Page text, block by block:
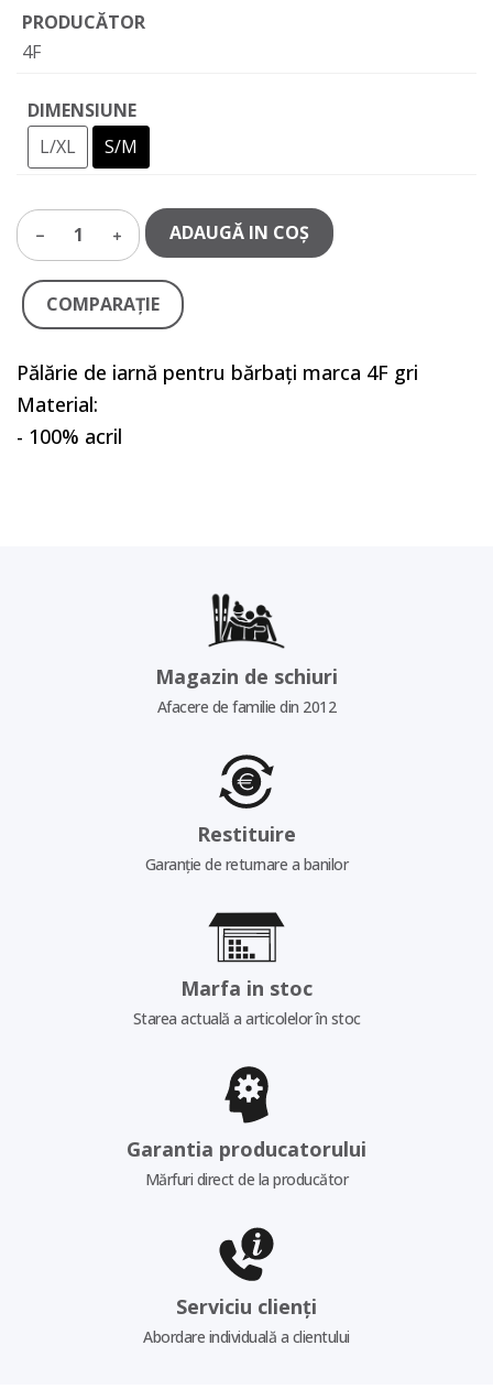
PRODUCĂTOR
4F
DIMENSIUNE
L/XL
S/M
1 ADAUGĂ IN COŞ
COMPARAŢIE
Pălărie de iarnă pentru bărbați marca 4F gri
Material:
- 100% acril
Magazin de schiuri
Afacere de familie din 2012
Restituire
Garanție de returnare a banilor
Marfa in stoc
Starea actuală a articolelor în stoc
Garantia producatorului
Mărfuri direct de la producător
Serviciu clienți
Abordare individuală a clientului